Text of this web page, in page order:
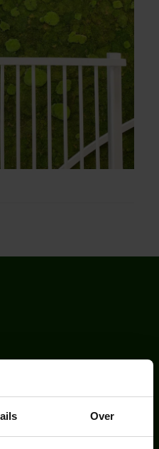
Over
– ZO
AAN